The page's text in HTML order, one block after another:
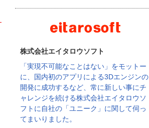
株式会社エイタロウソフト
「実現不可能なことはない」をモットー
に、国内初のアプリによる3Dエンジンの
開発に成功するなど、常に新しい事にチ
ャレンジを続ける株式会社エイタロウソ
フトに自社の「ユニーク」に関して伺っ
てまいりました。